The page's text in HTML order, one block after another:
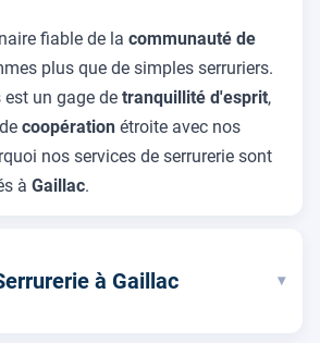
fiable de la communauté de
plus que de simples serruriers.
un gage de tranquillité d'esprit,
coopération étroite avec nos
nos services de serrurerie sont
à Gaillac.
à Gaillac ▾